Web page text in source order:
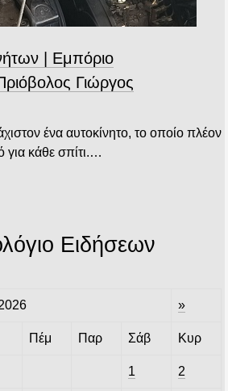
| Εμπόριο
Γιώργος
ένα αυτοκίνητο, το οποίο πλέον
για κάθε σπίτι.…
Ειδήσεων
»
Πέμ Παρ Σάβ Κυρ
1 2